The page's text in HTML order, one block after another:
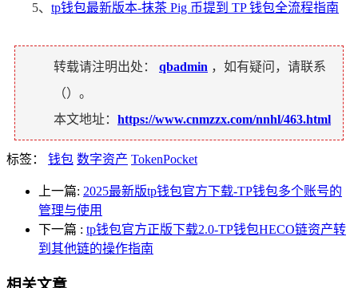
5、 tp钱包最新版本-抹茶 Pig 币提到 TP 钱包全流程指南
转载请注明出处： qbadmin ，如有疑问，请联系
（）。
本文地址： https://www.cnmzzx.com/nnhl/463.html
标签： 钱包 数字资产 TokenPocket
上一篇: 2025最新版tp钱包官方下载-TP钱包多个账号的
管理与使用
下一篇 : tp钱包官方正版下载2.0-TP钱包HECO链资产转
到其他链的操作指南
相关文章